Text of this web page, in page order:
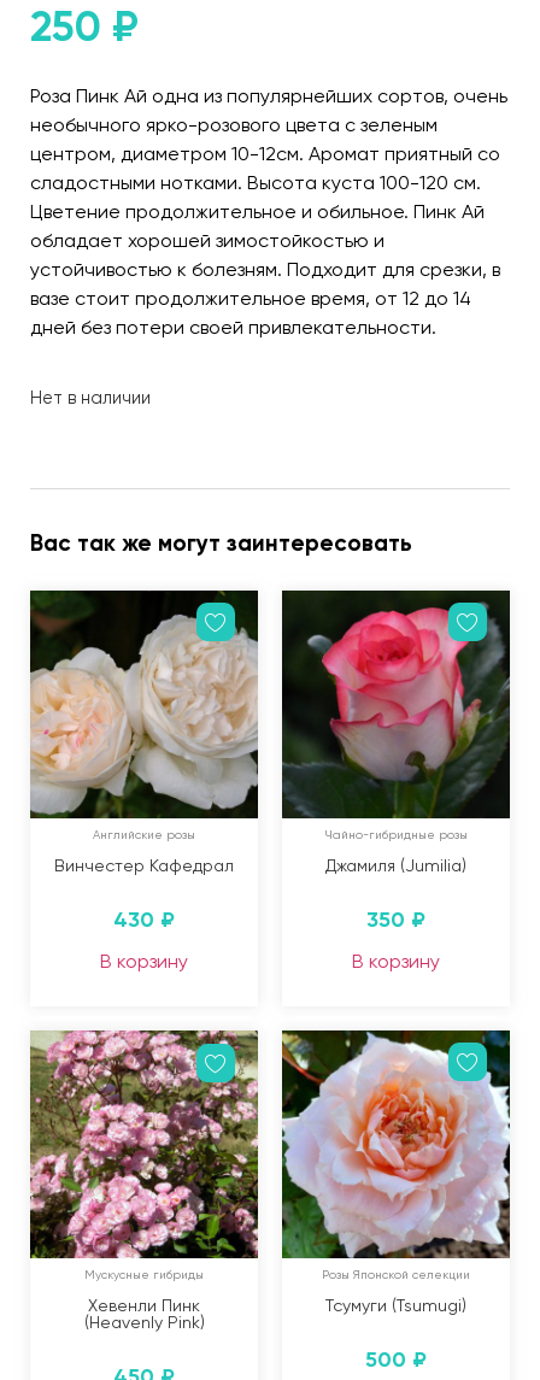
250 ₽
Роза Пинк Ай одна из популярнейших сортов, очень
необычного ярко-розового цвета с зеленым
центром, диаметром 10-12см. Аромат приятный со
сладостными нотками. Высота куста 100-120 см.
Цветение продолжительное и обильное. Пинк Ай
обладает хорошей зимостойкостью и
устойчивостью к болезням. Подходит для срезки, в
вазе стоит продолжительное время, от 12 до 14
дней без потери своей привлекательности.
Нет в наличии
Вас так же могут заинтересовать
Английские розы
Винчестер Кафедрал
430 ₽
В корзину
Чайно-гибридные розы
Джамиля (Jumilia)
350 ₽
В корзину
Мускусные гибриды
Хевенли Пинк
(Heavenly Pink)
Розы Японской селекции
Тсумуги (Tsumugi)
500 ₽